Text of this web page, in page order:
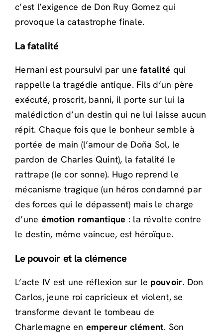
c’est l’exigence de Don Ruy Gomez qui
provoque la catastrophe finale.
La fatalité
Hernani est poursuivi par unefatalité qui
rappelle la tragédie antique. Fils d’un père
exécuté, proscrit, banni, il porte sur lui la
malédiction d’un destin qui ne lui laisse aucun
répit. Chaque fois que le bonheur semble à
portée de main (l’amour de Doña Sol, le
pardon de Charles Quint), la fatalité le
rattrape (le cor sonne). Hugo reprend le
mécanisme tragique (un héros condamné par
des forces qui le dépassent) mais le charge
d’une émotion romantique : la révolte contre
le destin, même vaincue, est héroïque.
Le pouvoir et la clémence
L’acte IV est une réflexion sur le pouvoir. Don
Carlos, jeune roi capricieux et violent, se
transforme devant le tombeau de
Charlemagne enempereur clément. Son